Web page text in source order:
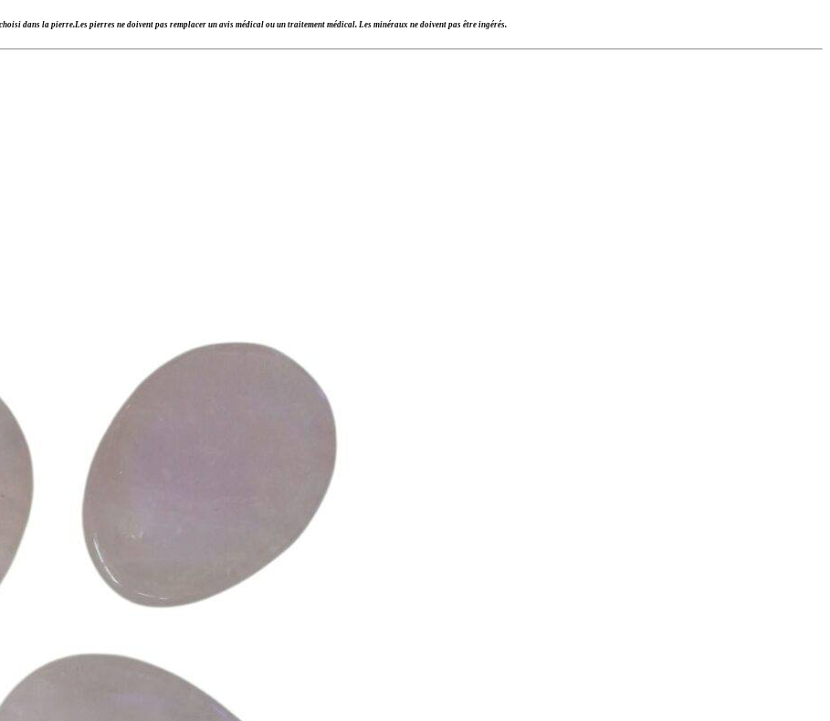
dans la pierre.Les pierres ne doivent pas remplacer un avis médical ou un traitement médical. Les minéraux ne doivent pas être ingérés.